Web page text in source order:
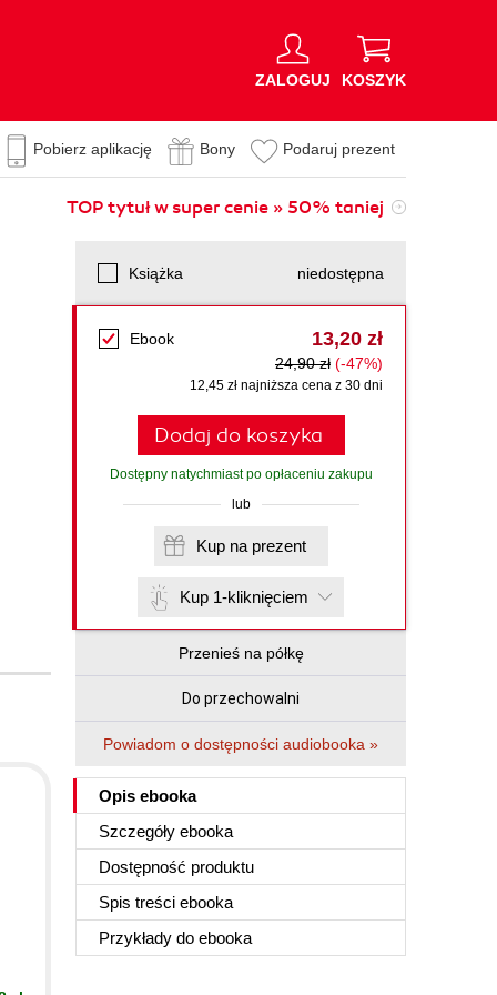
ZALOGUJ KOSZYK
Pobierz aplikację Bony Podaruj prezent
TOP tytuł w super cenie » 50% taniej
Książka niedostępna
Ebook 13,20 zł
24,90 zł (-47%)
12,45 zł najniższa cena z 30 dni
Dodaj do koszyka
Dostępny natychmiast po opłaceniu zakupu
lub
Kup na prezent
Kup 1-kliknięciem
Przenieś na półkę
Do przechowalni
Powiadom o dostępności audiobooka »
Opis ebooka
Szczegóły ebooka
Dostępność produktu
Spis treści ebooka
Przykłady do ebooka